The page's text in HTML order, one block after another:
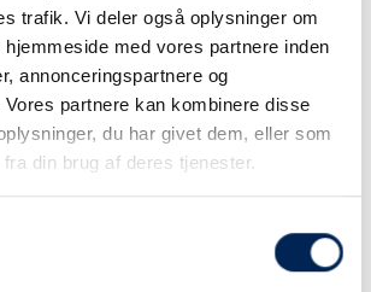
trafik. Vi deler også oplysninger om
med vores partnere inden
annonceringspartnere og
partnere kan kombinere disse
du har givet dem, eller som
din brug af deres tjenester.
fra Dokk1, midt i Aarhus